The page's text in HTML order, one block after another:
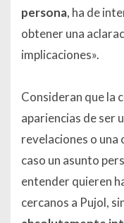
persona, ha de
obtener una
implicaciones».
Consideran que la
apariencias de ser
revelaciones o una
caso un asunto
entender quieren
cercanos a Pujol,